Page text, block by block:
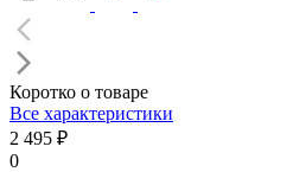
Коротко о товаре
Все характеристики
2 495 ₽
0